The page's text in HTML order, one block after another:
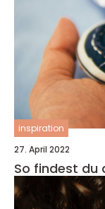
inspiration
27. April 2022
So findest du